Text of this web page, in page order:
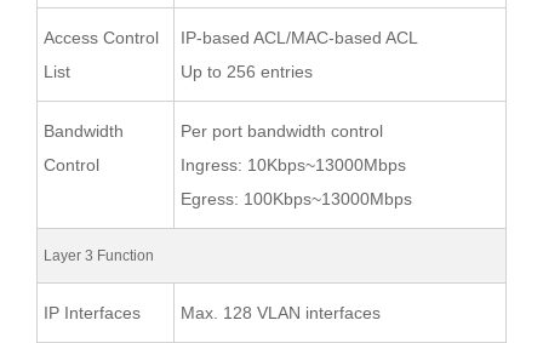
Access Control
List
IP-based ACL/MAC-based ACL
Up to 256 entries
Bandwidth
Control
Per port bandwidth control
Ingress: 10Kbps~13000Mbps
Egress: 100Kbps~13000Mbps
Layer 3 Function
IP Interfaces Max. 128 VLAN interfaces